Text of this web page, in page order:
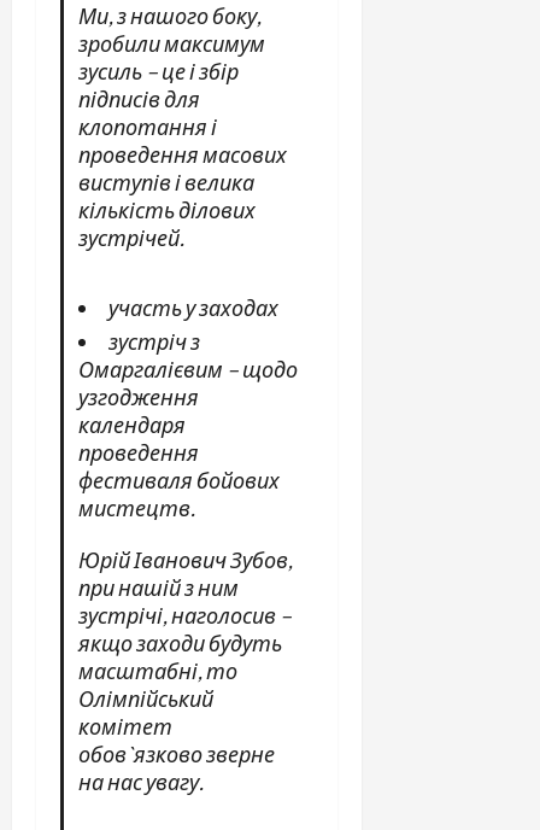
Ми, з нашого боку,
зробили максимум
зусиль – це і збір
підписів для
клопотання і
проведення масових
виступів і велика
кількість ділових
зустрічей.
участь у заходах
зустріч з
Омаргалієвим – щодо
узгодження
календаря
проведення
фестиваля бойових
мистецтв.
Юрій Іванович Зубов,
при нашій з ним
зустрічі, наголосив –
якщо заходи будуть
масштабні, то
Олімпійський
комітет
обов`язково зверне
на нас увагу.